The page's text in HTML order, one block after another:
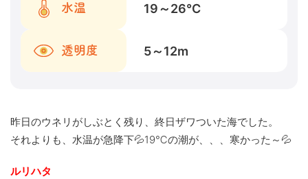
水温 19～26℃
透明度 5～12m
昨日のウネリがしぶとく残り、終日ザワついた海でした。
それよりも、水温が急降下💦19℃の潮が、、、寒かった～💦
ルリハタ